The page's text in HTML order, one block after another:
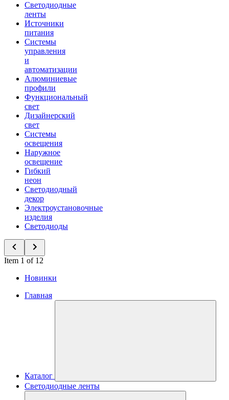
Светодиодные
ленты
Источники
питания
Системы
управления
и
автоматизации
Алюминиевые
профили
Функциональный
свет
Дизайнерский
свет
Системы
освещения
Наружное
освещение
Гибкий
неон
Светодиодный
декор
Электроустановочные
изделия
Светодиоды
Item 1 of 12
Новинки
Главная
Каталог
Светодиодные ленты